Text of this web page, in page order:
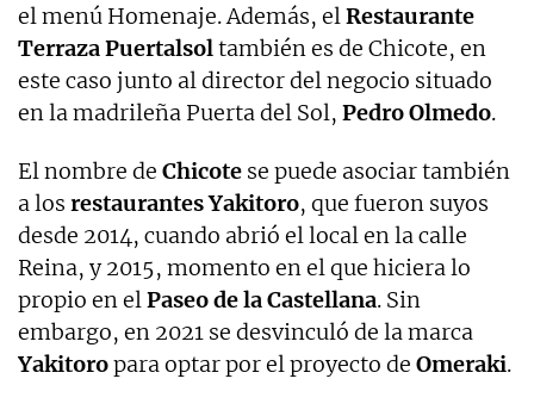
el menú Homenaje. Además, elRestaurante
Terraza Puertalsoltambién es de Chicote, en
este caso junto al director del negocio situado
en la madrileña Puerta del Sol, Pedro Olmedo.
El nombre de Chicote se puede asociar también
a los restaurantes Yakitoro, que fueron suyos
desde 2014, cuando abrió el local en la calle
Reina, y 2015, momento en el que hiciera lo
propio en elPaseo de la Castellana. Sin
embargo, en 2021 se desvinculó de la marca
Yakitoropara optar por el proyecto de Omeraki.